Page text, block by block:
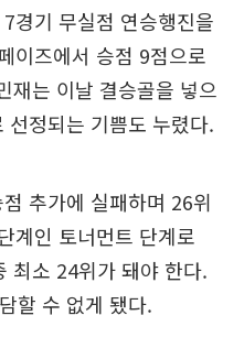
경기 무실점 연승행진을
이즈에서 승점 9점으로
재는 이날 결승골을 넣으
정되는 기쁨도 누렸다.
추가에 실패하며 26위
계인 토너먼트 단계로
최소 24위가 돼야 한다.
할 수 없게 됐다.